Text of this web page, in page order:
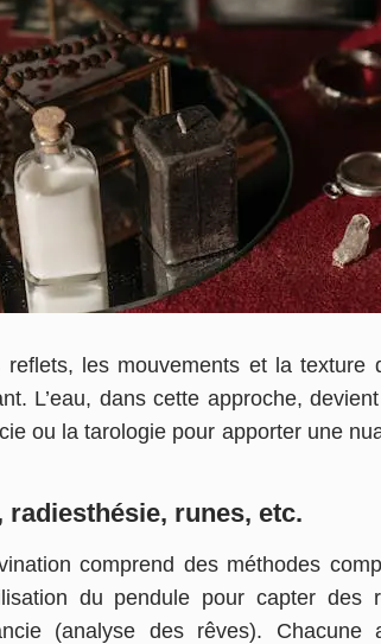
les mouvements et la texture
L’eau, dans cette approche,
ou la tarologie pour apporter une
runes, etc.
comprend des méthodes
du pendule pour capter des
(analyse des rêves).